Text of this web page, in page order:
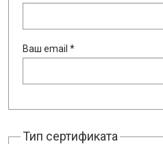
Ваш email *
Тип сертификата